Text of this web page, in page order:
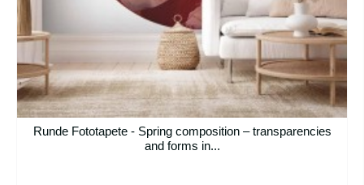
Runde Fototapete - Spring composition – transparencies
and forms in...